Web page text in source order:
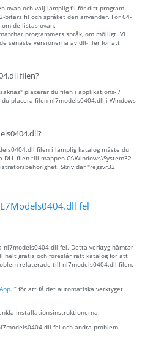
ovan och välj lämplig fil för ditt program.
bitars fil och språket den använder. För 64-
de listas ovan.
programmets språk, om möjligt. Vi
senaste versionerna av dll-filer för att
filen?
placerar du filen i applikations- /
placera filen nl7models0404.dll i Windows
filen i lämplig katalog måste du
filen till mappen C:\Windows\System32
Skriv där "regsvr32
fel
nl7models0404.dll fel. Detta verktyg hämtar
helt gratis och föreslår rätt katalog för att
relaterade till nl7models0404.dll filen.
” för att få det automatiska verktyget
installationsinstruktionerna.
fel och andra problem.